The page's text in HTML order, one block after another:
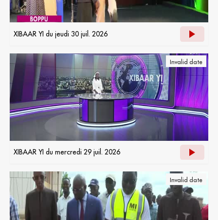
XIBAAR YI du jeudi 30 juil. 2026
Invalid date
XIBAAR YI du mercredi 29 juil. 2026
Invalid date